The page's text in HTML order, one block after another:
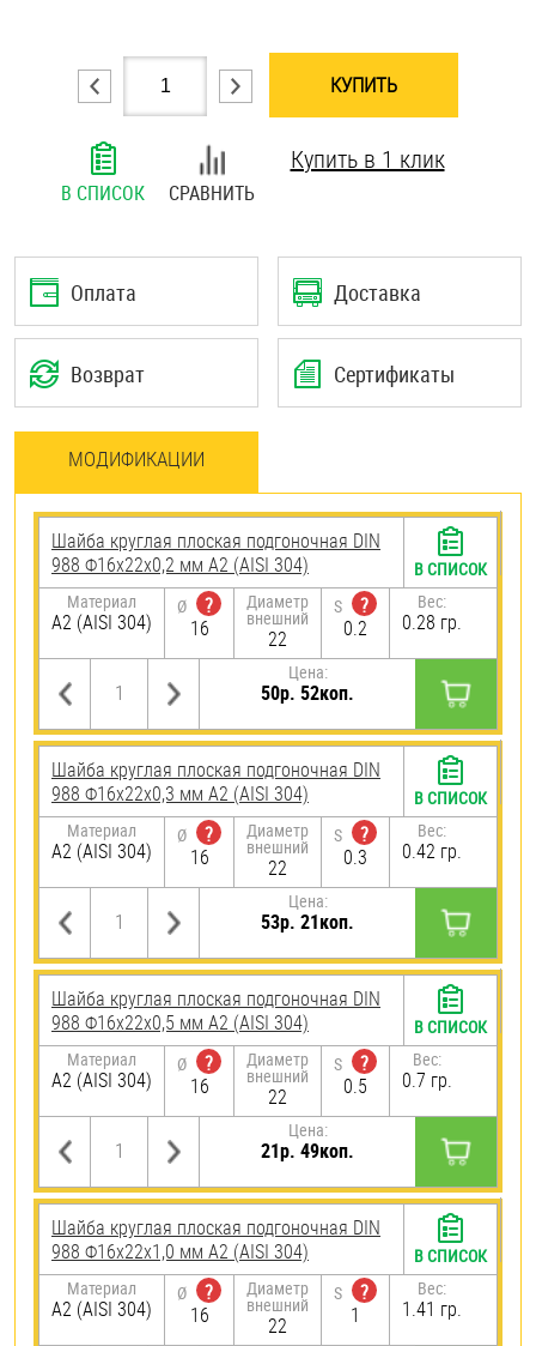
Шплинты
КУПИТЬ
В СПИСОК СРАВНИТЬ
Купить в 1 клик
Оплата Доставка
Возврат Сертификаты
МОДИФИКАЦИИ
Шайба круглая плоская подгоночная DIN
988 Ф16х22х0,2 мм А2 (AISI 304)
Материал
А2 (AISI 304)
Ø
?
16
Диаметр
внешний
22
S
?
0.2
Вес:
0.28 гр.
Цена:
50р. 52коп.
В СПИСОК
Шайба круглая плоская подгоночная DIN
988 Ф16х22х0,3 мм А2 (AISI 304)
Материал
А2 (AISI 304)
Ø
?
16
Диаметр
внешний
22
S
?
0.3
Вес:
0.42 гр.
Цена:
53р. 21коп.
В СПИСОК
Шайба круглая плоская подгоночная DIN
988 Ф16х22х0,5 мм А2 (AISI 304)
Материал
А2 (AISI 304)
Ø
?
16
Диаметр
внешний
22
S
?
0.5
Вес:
0.7 гр.
Цена:
21р. 49коп.
В СПИСОК
Шайба круглая плоская подгоночная DIN
988 Ф16х22х1,0 мм А2 (AISI 304)
Материал
А2 (AISI 304)
Ø
?
16
Диаметр
внешний
22
S
?
1
Вес:
1.41 гр.
В СПИСОК